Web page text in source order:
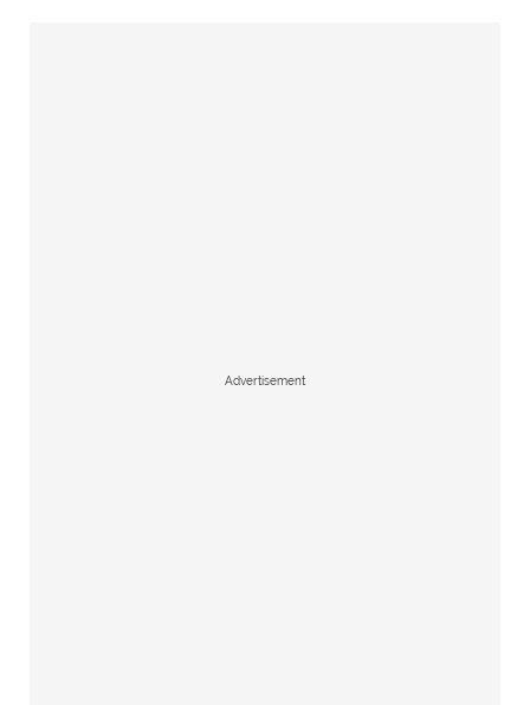
Advertisement